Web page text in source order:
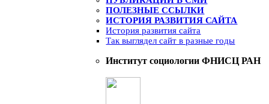
ПОЛЕЗНЫЕ ССЫЛКИ
ИСТОРИЯ РАЗВИТИЯ САЙТА
История развития сайта
Так выглядел сайт в разные годы
Институт социологии ФНИСЦ РАН